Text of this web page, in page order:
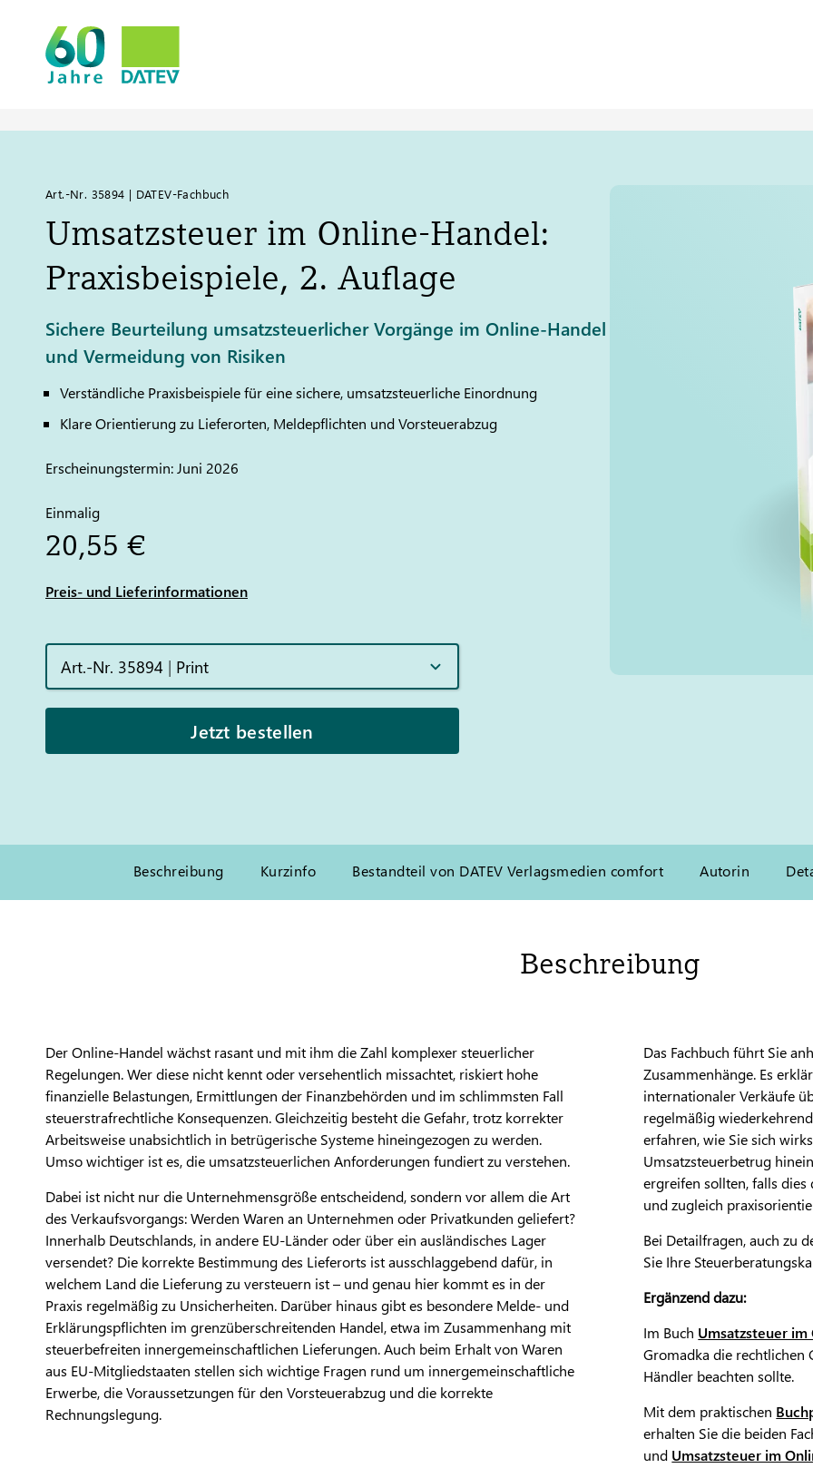
Art.-Nr. 35894 | DATEV-Fachbuch
Umsatzsteuer im Online-Handel:
Praxisbeispiele, 2. Auflage
Sichere Beurteilung umsatzsteuerlicher Vorgänge im Online-Handel
und Vermeidung von Risiken
Verständliche Praxisbeispiele für eine sichere, umsatzsteuerliche Einordnung
Klare Orientierung zu Lieferorten, Meldepflichten und Vorsteuerabzug
Erscheinungstermin: Juni 2026
Einmalig
20,55 €
Preis- und Lieferinformationen
Art.-Nr. 35894 | Print
Jetzt bestellen
Beschreibung Kurzinfo Bestandteil von DATEV Verlagsmedien comfort Autorin
Beschreibung
Der Online-Handel wächst rasant und mit ihm die Zahl komplexer steuerlicher
Regelungen. Wer diese nicht kennt oder versehentlich missachtet, riskiert hohe
finanzielle Belastungen, Ermittlungen der Finanzbehörden und im schlimmsten Fall
steuerstrafrechtliche Konsequenzen. Gleichzeitig besteht die Gefahr, trotz korrekter
Arbeitsweise unabsichtlich in betrügerische Systeme hineingezogen zu werden.
Umso wichtiger ist es, die umsatzsteuerlichen Anforderungen fundiert zu verstehen.
Dabei ist nicht nur die Unternehmensgröße entscheidend, sondern vor allem die Art
des Verkaufsvorgangs: Werden Waren an Unternehmen oder Privatkunden geliefert?
Innerhalb Deutschlands, in andere EU-Länder oder über ein ausländisches Lager
versendet? Die korrekte Bestimmung des Lieferorts ist ausschlaggebend dafür, in
welchem Land die Lieferung zu versteuern ist – und genau hier kommt es in der
Praxis regelmäßig zu Unsicherheiten. Darüber hinaus gibt es besondere Melde- und
Erklärungspflichten im grenzüberschreitenden Handel, etwa im Zusammenhang mit
steuerbefreiten innergemeinschaftlichen Lieferungen. Auch beim Erhalt von Waren
aus EU-Mitgliedstaaten stellen sich wichtige Fragen rund um innergemeinschaftliche
Erwerbe, die Voraussetzungen für den Vorsteuerabzug und die korrekte
Rechnungslegung.
Das Fachbuch führt Sie
Zusammenhänge. Es
internationaler Verkäufe
regelmäßig
erfahren, wie Sie sich
Umsatzsteuerbetrug
ergreifen sollten, falls dies
und zugleich
Bei Detailfragen, auch zu
Sie Ihre
Ergänzend dazu:
Im Buch Umsatzsteuer
Gromadka die rechtlichen
Händler beachten sollte.
Mit dem praktischen
erhalten Sie die beiden
und Umsatzsteuer im